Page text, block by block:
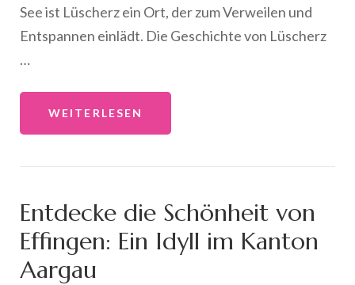
See ist Lüscherz ein Ort, der zum Verweilen und
Entspannen einlädt. Die Geschichte von Lüscherz
…
WEITERLESEN
Entdecke die Schönheit von
Effingen: Ein Idyll im Kanton
Aargau